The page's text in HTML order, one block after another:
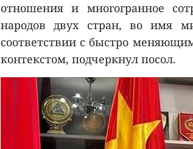
отношения и многогранное
народов двух стран, во имя
соответствии с быстро
контекстом, подчеркнул посол.